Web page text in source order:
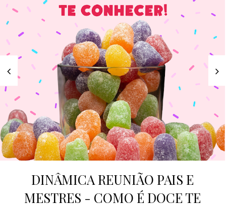
DINÂMICA REUNIÃO PAIS E
MESTRES - COMO É DOCE TE